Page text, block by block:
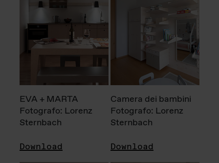
EVA + MARTA
Fotografo: Lorenz
Sternbach
Download
Camera dei bambini
Fotografo: Lorenz
Sternbach
Download